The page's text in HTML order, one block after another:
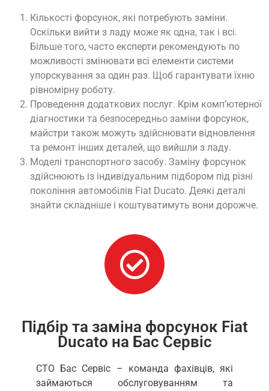
Кількості форсунок, які потребують заміни.
Оскільки вийти з ладу може як одна, так і всі.
Більше того, часто експерти рекомендують по
можливості змінювати всі елементи системи
упорскування за один раз. Щоб гарантувати їхню
рівномірну роботу.
Проведення додаткових послуг. Крім комп’ютерної
діагностики та безпосередньо заміни форсунок,
майстри також можуть здійснювати відновлення
та ремонт інших деталей, що вийшли з ладу.
Моделі транспортного засобу. Заміну форсунок
здійснюють із індивідуальним підбором під різні
покоління автомобілів Fiat Ducato. Деякі деталі
знайти складніше і коштуватимуть вони дорожче.
Підбір та заміна форсунок Fiat
Ducato на Бас Сервіс
СТО Бас Сервіс – команда фахівців, які
займаються обслуговуванням та